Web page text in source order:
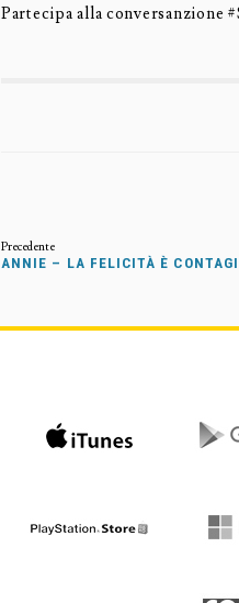
Partecipa alla conversanzione
ANNIE – LA FELICITÀ È